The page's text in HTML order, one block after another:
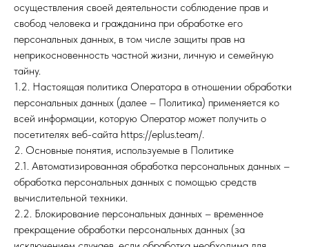
осуществления своей деятельности соблюдение прав и
свобод человека и гражданина при обработке его
персональных данных, в том числе защиты прав на
неприкосновенность частной жизни, личную и семейную
тайну.
1.2. Настоящая политика Оператора в отношении обработки
персональных данных (далее – Политика) применяется ко
всей информации, которую Оператор может получить о
посетителях веб-сайта https://eplus.team/.
2. Основные понятия, используемые в Политике
2.1. Автоматизированная обработка персональных данных –
обработка персональных данных с помощью средств
вычислительной техники.
2.2. Блокирование персональных данных – временное
прекращение обработки персональных данных (за